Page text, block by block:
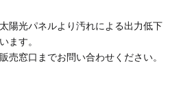
陽光パネルより汚れによる出力低下
ます。
売窓口までお問い合わせください。